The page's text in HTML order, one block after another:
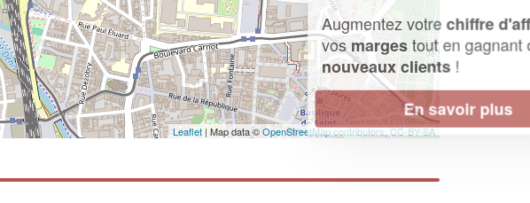
Leaflet | Map data ©OpenStreetMap contributors,CC-BY-SA
Augmentez votrechiffre d'affaireset
vosmargestout en gagnant de
nouveaux clients!
En savoir plus